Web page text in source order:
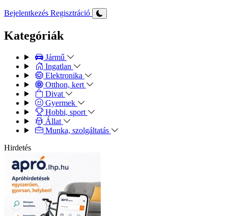
Bejelentkezés Regisztráció
Kategóriák
Jármű
Ingatlan
Elektronika
Otthon, kert
Divat
Gyermek
Hobbi, sport
Állat
Munka, szolgáltatás
Hirdetés